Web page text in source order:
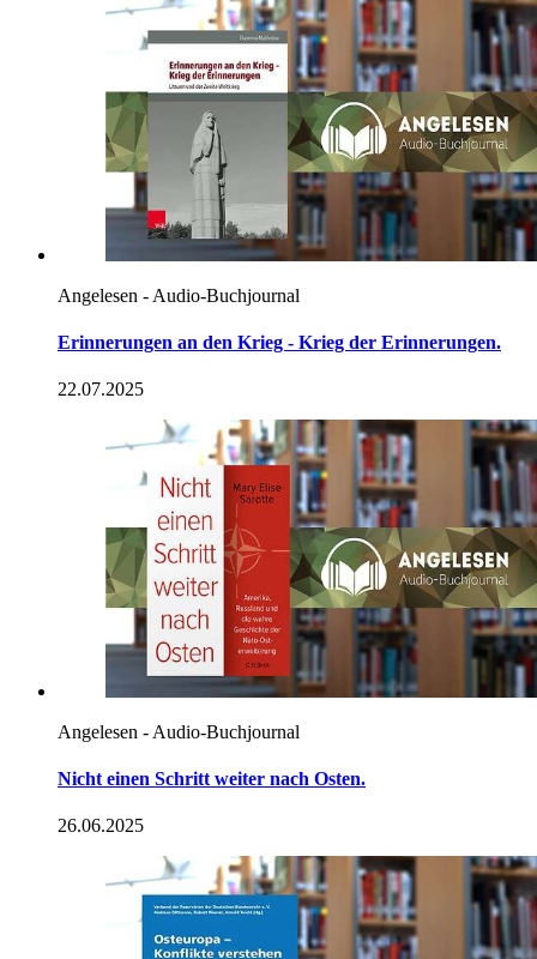
Angelesen - Audio-Buchjournal
Erinnerungen an den Krieg - Krieg der Erinnerungen.
22.07.2025
Angelesen - Audio-Buchjournal
Nicht einen Schritt weiter nach Osten.
26.06.2025